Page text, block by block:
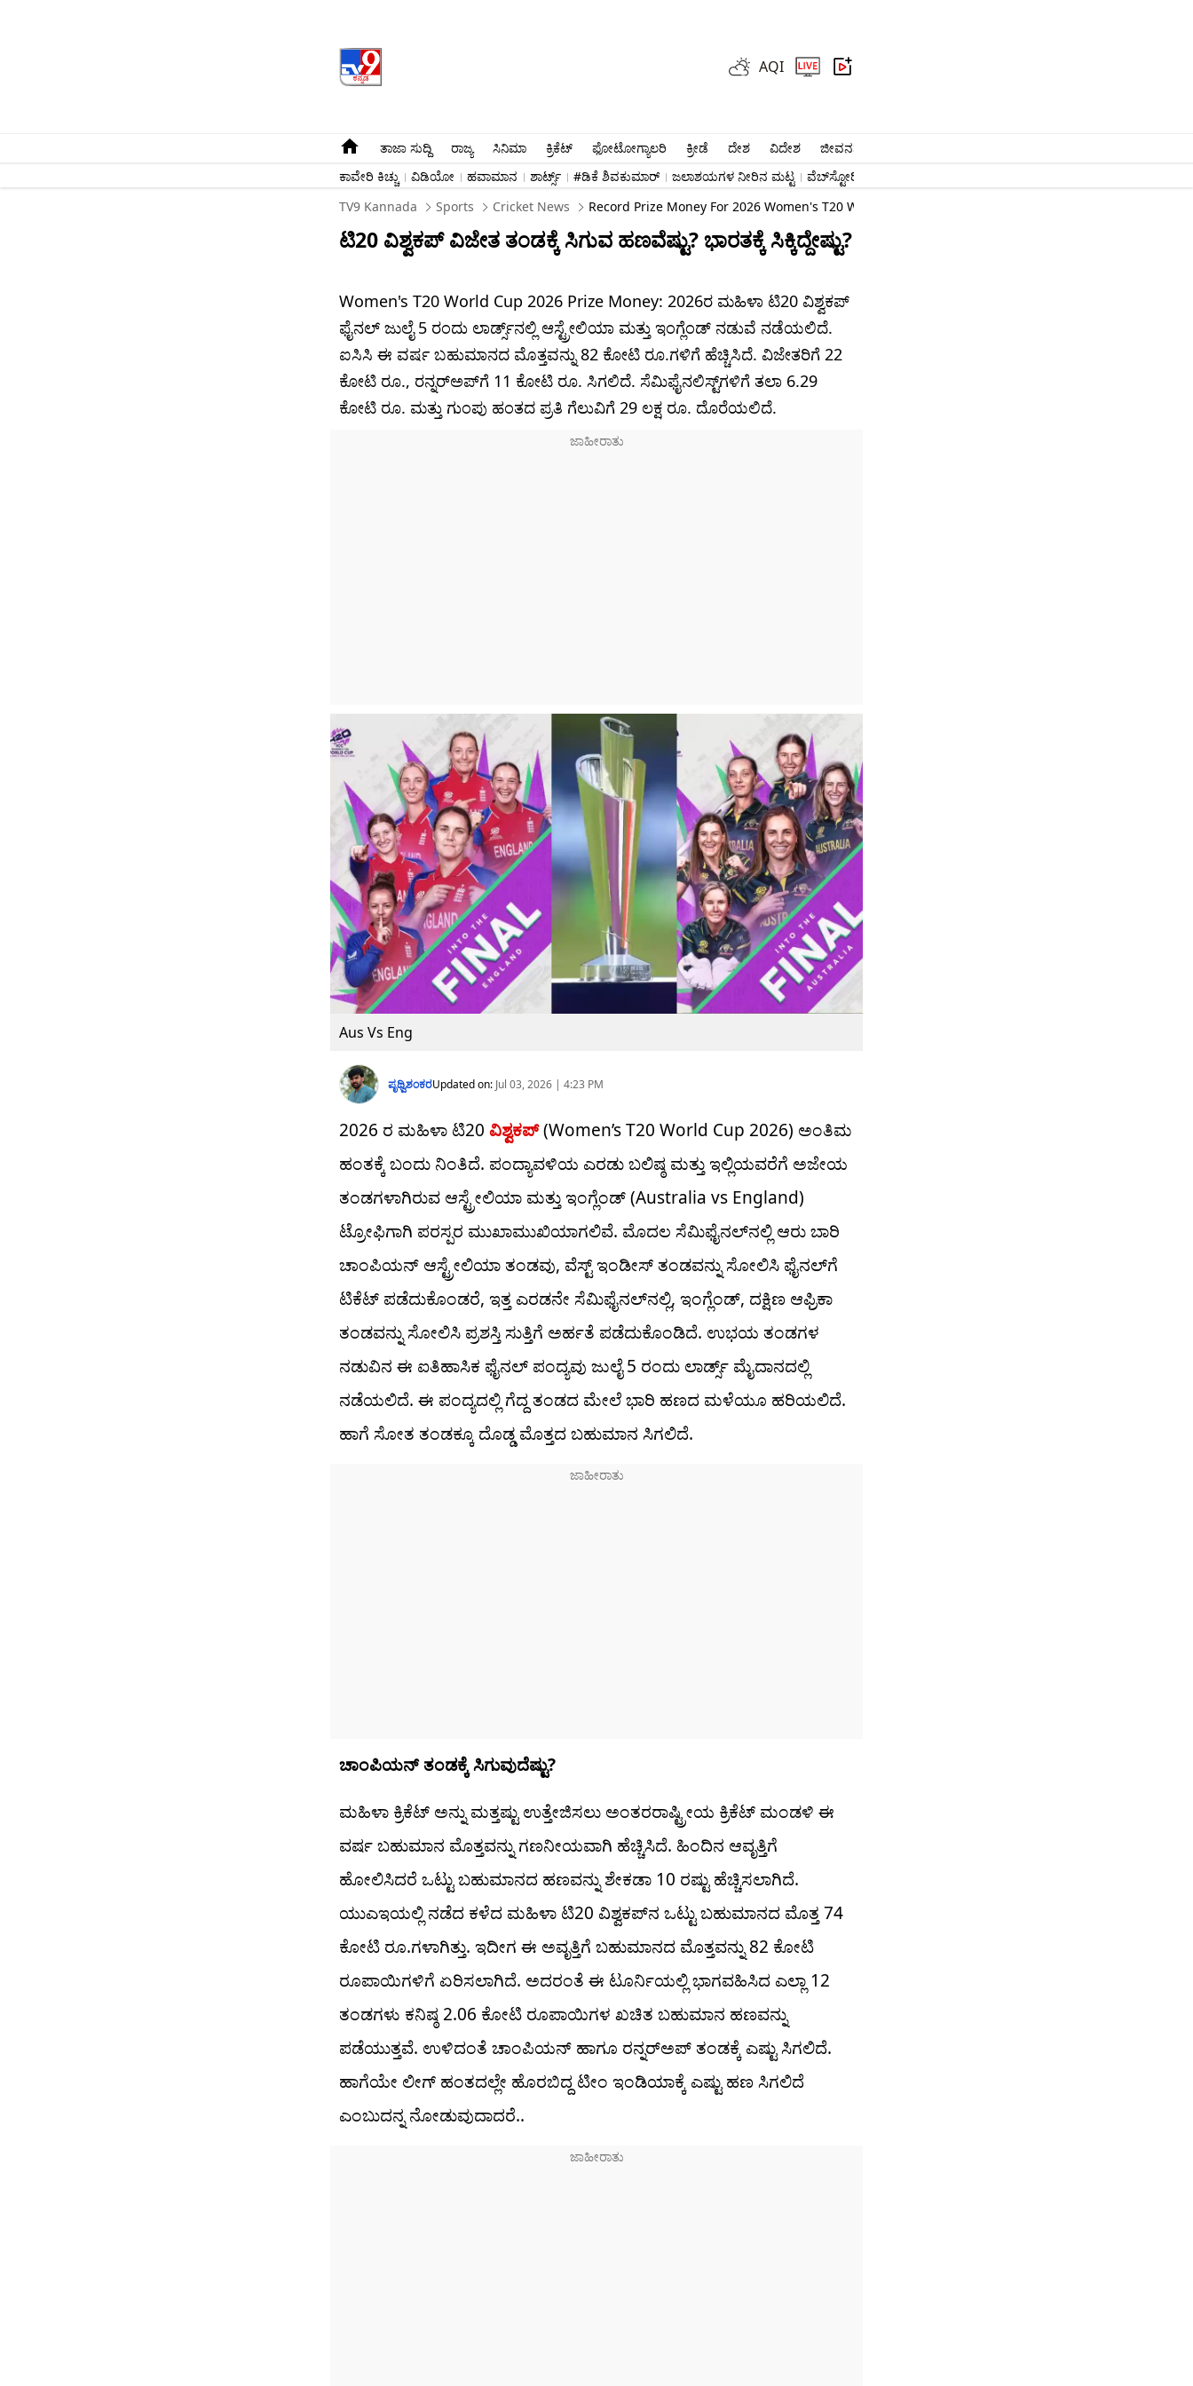
AQI
ತಾಜಾ ಸುದ್ದಿ ರಾಜ್ಯ ಸಿನಿಮಾ ಕ್ರಿಕೆಟ್​ ಫೋಟೋಗ್ಯಾಲರಿ ಕ್ರೀಡೆ ದೇಶ ವಿದೇಶ ಜೀವನಶೈಲಿ
ಕಾವೇರಿ ಕಿಚ್ಚು
ವಿಡಿಯೋ ಹವಾಮಾನ ಶಾರ್ಟ್ಸ್​ #ಡಿಕೆ ಶಿವಕುಮಾರ್​ ಜಲಾಶಯಗಳ ನೀರಿನ ಮಟ್ಟ ವೆಬ್​ಸ್ಟೋರಿ
TV9 Kannada
Sports Cricket News Record Prize Money For 2026 Women's T20 WC Final: Aus Vs Eng Clash At Lord's
ಟಿ20 ವಿಶ್ವಕಪ್ ವಿಜೇತ ತಂಡಕ್ಕೆ ಸಿಗುವ ಹಣವೆಷ್ಟು? ಭಾರತಕ್ಕೆ ಸಿಕ್ಕಿದ್ದೇಷ್ಟು?
Women's T20 World Cup 2026 Prize Money: 2026ರ ಮಹಿಳಾ ಟಿ20 ವಿಶ್ವಕಪ್
ಫೈನಲ್ ಜುಲೈ 5 ರಂದು ಲಾರ್ಡ್ಸ್‌ನಲ್ಲಿ ಆಸ್ಟ್ರೇಲಿಯಾ ಮತ್ತು ಇಂಗ್ಲೆಂಡ್ ನಡುವೆ ನಡೆಯಲಿದೆ.
ಐಸಿಸಿ ಈ ವರ್ಷ ಬಹುಮಾನದ ಮೊತ್ತವನ್ನು 82 ಕೋಟಿ ರೂ.ಗಳಿಗೆ ಹೆಚ್ಚಿಸಿದೆ. ವಿಜೇತರಿಗೆ 22
ಕೋಟಿ ರೂ., ರನ್ನರ್‌ಅಪ್‌ಗೆ 11 ಕೋಟಿ ರೂ. ಸಿಗಲಿದೆ. ಸೆಮಿಫೈನಲಿಸ್ಟ್‌ಗಳಿಗೆ ತಲಾ 6.29
ಕೋಟಿ ರೂ. ಮತ್ತು ಗುಂಪು ಹಂತದ ಪ್ರತಿ ಗೆಲುವಿಗೆ 29 ಲಕ್ಷ ರೂ. ದೊರೆಯಲಿದೆ.
Aus Vs Eng
ಪೃಥ್ವಿಶಂಕರUpdated on: Jul 03, 2026 | 4:23 PM
2026 ರ ಮಹಿಳಾ ಟಿ20 ವಿಶ್ವಕಪ್(Women’s T20 World Cup 2026) ಅಂತಿಮ
ಹಂತಕ್ಕೆ ಬಂದು ನಿಂತಿದೆ. ಪಂದ್ಯಾವಳಿಯ ಎರಡು ಬಲಿಷ್ಠ ಮತ್ತು ಇಲ್ಲಿಯವರೆಗೆ ಅಜೇಯ
ತಂಡಗಳಾಗಿರುವ ಆಸ್ಟ್ರೇಲಿಯಾ ಮತ್ತು ಇಂಗ್ಲೆಂಡ್ (Australia vs England)
ಟ್ರೋಫಿಗಾಗಿ ಪರಸ್ಪರ ಮುಖಾಮುಖಿಯಾಗಲಿವೆ. ಮೊದಲ ಸೆಮಿಫೈನಲ್‌ನಲ್ಲಿ ಆರು ಬಾರಿ
ಚಾಂಪಿಯನ್ ಆಸ್ಟ್ರೇಲಿಯಾ ತಂಡವು, ವೆಸ್ಟ್ ಇಂಡೀಸ್ ತಂಡವನ್ನು ಸೋಲಿಸಿ ಫೈನಲ್‌ಗೆ
ಟಿಕೆಟ್ ಪಡೆದುಕೊಂಡರೆ, ಇತ್ತ ಎರಡನೇ ಸೆಮಿಫೈನಲ್‌ನಲ್ಲಿ, ಇಂಗ್ಲೆಂಡ್, ದಕ್ಷಿಣ ಆಫ್ರಿಕಾ
ತಂಡವನ್ನು ಸೋಲಿಸಿ ಪ್ರಶಸ್ತಿ ಸುತ್ತಿಗೆ ಅರ್ಹತೆ ಪಡೆದುಕೊಂಡಿದೆ. ಉಭಯ ತಂಡಗಳ
ನಡುವಿನ ಈ ಐತಿಹಾಸಿಕ ಫೈನಲ್ ಪಂದ್ಯವು ಜುಲೈ 5 ರಂದು ಲಾರ್ಡ್ಸ್ ಮೈದಾನದಲ್ಲಿ
ನಡೆಯಲಿದೆ. ಈ ಪಂದ್ಯದಲ್ಲಿ ಗೆದ್ದ ತಂಡದ ಮೇಲೆ ಭಾರಿ ಹಣದ ಮಳೆಯೂ ಹರಿಯಲಿದೆ.
ಹಾಗೆ ಸೋತ ತಂಡಕ್ಕೂ ದೊಡ್ಡ ಮೊತ್ತದ ಬಹುಮಾನ ಸಿಗಲಿದೆ.
ಚಾಂಪಿಯನ್ ತಂಡಕ್ಕೆ ಸಿಗುವುದೆಷ್ಟು?
ಮಹಿಳಾ ಕ್ರಿಕೆಟ್ ಅನ್ನು ಮತ್ತಷ್ಟು ಉತ್ತೇಜಿಸಲು ಅಂತರರಾಷ್ಟ್ರೀಯ ಕ್ರಿಕೆಟ್ ಮಂಡಳಿ ಈ
ವರ್ಷ ಬಹುಮಾನ ಮೊತ್ತವನ್ನು ಗಣನೀಯವಾಗಿ ಹೆಚ್ಚಿಸಿದೆ. ಹಿಂದಿನ ಆವೃತ್ತಿಗೆ
ಹೋಲಿಸಿದರೆ ಒಟ್ಟು ಬಹುಮಾನದ ಹಣವನ್ನು ಶೇಕಡಾ 10 ರಷ್ಟು ಹೆಚ್ಚಿಸಲಾಗಿದೆ.
ಯುಎಇಯಲ್ಲಿ ನಡೆದ ಕಳೆದ ಮಹಿಳಾ ಟಿ20 ವಿಶ್ವಕಪ್‌ನ ಒಟ್ಟು ಬಹುಮಾನದ ಮೊತ್ತ 74
ಕೋಟಿ ರೂ.ಗಳಾಗಿತ್ತು. ಇದೀಗ ಈ ಅವೃತ್ತಿಗೆ ಬಹುಮಾನದ ಮೊತ್ತವನ್ನು 82 ಕೋಟಿ
ರೂಪಾಯಿಗಳಿಗೆ ಏರಿಸಲಾಗಿದೆ. ಅದರಂತೆ ಈ ಟೂರ್ನಿಯಲ್ಲಿ ಭಾಗವಹಿಸಿದ ಎಲ್ಲಾ 12
ತಂಡಗಳು ಕನಿಷ್ಠ 2.06 ಕೋಟಿ ರೂಪಾಯಿಗಳ ಖಚಿತ ಬಹುಮಾನ ಹಣವನ್ನು
ಪಡೆಯುತ್ತವೆ. ಉಳಿದಂತೆ ಚಾಂಪಿಯನ್ ಹಾಗೂ ರನ್ನರ್​ಅಪ್ ತಂಡಕ್ಕೆ ಎಷ್ಟು ಸಿಗಲಿದೆ.
ಹಾಗೆಯೇ ಲೀಗ್ ಹಂತದಲ್ಲೇ ಹೊರಬಿದ್ದ ಟೀಂ ಇಂಡಿಯಾಕ್ಕೆ ಎಷ್ಟು ಹಣ ಸಿಗಲಿದೆ
ಎಂಬುದನ್ನ ನೋಡುವುದಾದರೆ..